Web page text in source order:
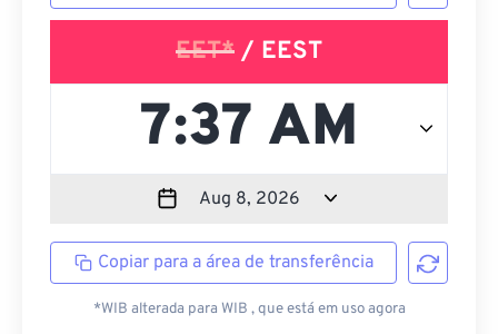
EET* / EEST
Copiar para a área de transferência
*WIB alterada para WIB , que está em uso agora